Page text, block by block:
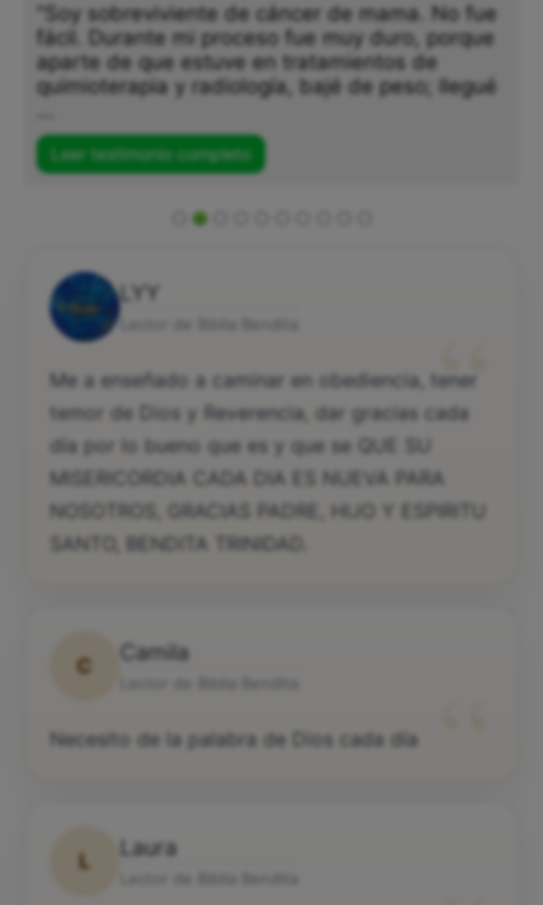
"Soy sobreviviente de cáncer de mama. No fue
fácil. Durante mi proceso fue muy duro, porque
aparte de que estuve en tratamientos de
quimioterapia y radiología, bajé de peso; llegué
Leer testimonio completo
LYY
“
Me a enseñado a caminar en obediencia, tener
temor de Dios y Reverencia, dar gracias cada
día por lo bueno que es y que se QUE SU
MISERICORDIA CADA DIA ES NUEVA PARA
NOSOTROS, GRACIAS PADRE, HIJO Y ESPIRITU
SANTO, BENDITA TRINIDAD.
C
Camila
Necesito de la palabra de Dios cada día
L
Laura